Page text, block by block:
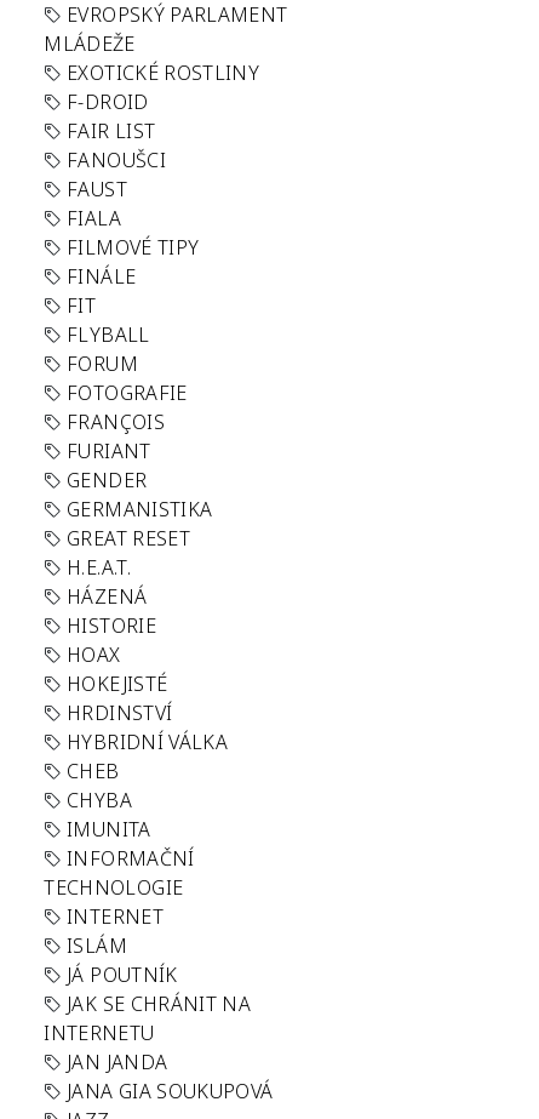
EVROPSKÝ PARLAMENT
MLÁDEŽE
EXOTICKÉ ROSTLINY
F-DROID
FAIR LIST
FANOUŠCI
FAUST
FIALA
FILMOVÉ TIPY
FINÁLE
FIT
FLYBALL
FORUM
FOTOGRAFIE
FRANÇOIS
FURIANT
GENDER
GERMANISTIKA
GREAT RESET
H.E.A.T.
HÁZENÁ
HISTORIE
HOAX
HOKEJISTÉ
HRDINSTVÍ
HYBRIDNÍ VÁLKA
CHEB
CHYBA
IMUNITA
INFORMAČNÍ
TECHNOLOGIE
INTERNET
ISLÁM
JÁ POUTNÍK
JAK SE CHRÁNIT NA
INTERNETU
JAN JANDA
JANA GIA SOUKUPOVÁ